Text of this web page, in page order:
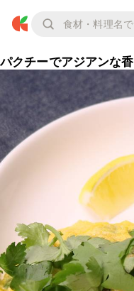
パクチーでアジアンな